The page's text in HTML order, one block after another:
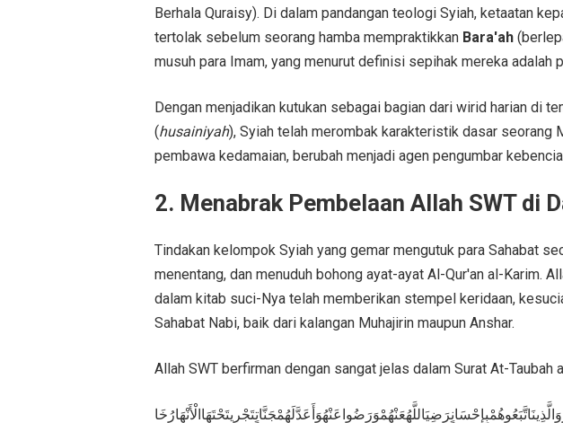
Berhala Quraisy). Di dalam pandangan teologi Syiah, ketaatan
tertolak sebelum seorang hamba mempraktikkan Bara'ah
musuh para Imam, yang menurut definisi sepihak mereka adalah
Dengan menjadikan kutukan sebagai bagian dari wirid harian di
(husainiyah), Syiah telah merombak karakteristik dasar seorang
pembawa kedamaian, berubah menjadi agen pengumbar
2. Menabrak Pembelaan Allah SWT di
Tindakan kelompok Syiah yang gemar mengutuk para Sahabat
menentang, dan menuduh bohong ayat-ayat Al-Qur'an al-Karim.
dalam kitab suci-Nya telah memberikan stempel keridaan,
Sahabat Nabi, baik dari kalangan Muhajirin maupun Anshar.
Allah SWT berfirman dengan sangat jelas dalam Surat At-Taubah